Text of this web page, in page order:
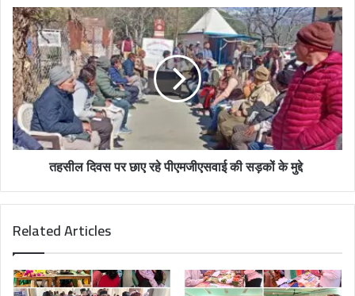
तहसील दिवस पर छाए रहे पीएमजीएसवाई की सड़कों के मुद्दे
Related Articles